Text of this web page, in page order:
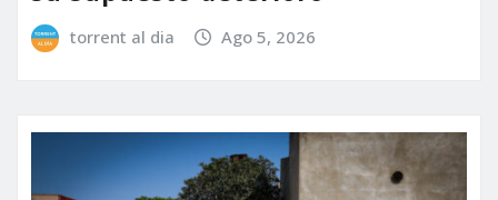
torrent al dia Ago 5, 2026